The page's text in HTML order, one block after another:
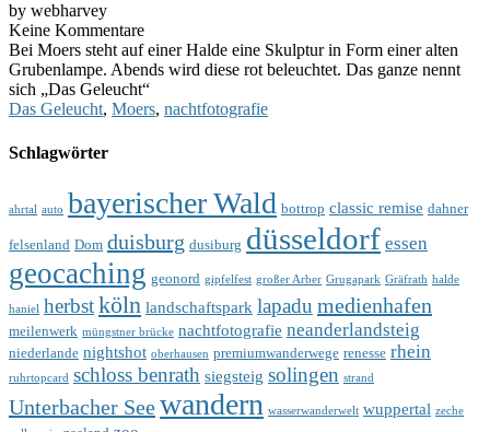
by webharvey
Keine Kommentare
Bei Moers steht auf einer Halde eine Skulptur in Form einer alten
Grubenlampe. Abends wird diese rot beleuchtet. Das ganze nennt
sich „Das Geleucht“
Das Geleucht, Moers, nachtfotografie
Schlagwörter
ahrtal auto bayerischer Wald bottrop classic remise dahner
felsenland Dom duisburg dusiburg düsseldorf essen
geocaching geonord gipfelfest großer Arber Grugapark Gräfrath halde
haniel herbstköln landschaftspark lapadu medienhafen
meilenwerk müngstner brücke nachtfotografie neanderlandsteig
niederlande nightshot oberhausen premiumwanderwege renesse rhein
ruhrtopcard schloss benrath siegsteig solingen strand
Unterbacher Seewandern wasserwanderwelt wuppertal zeche